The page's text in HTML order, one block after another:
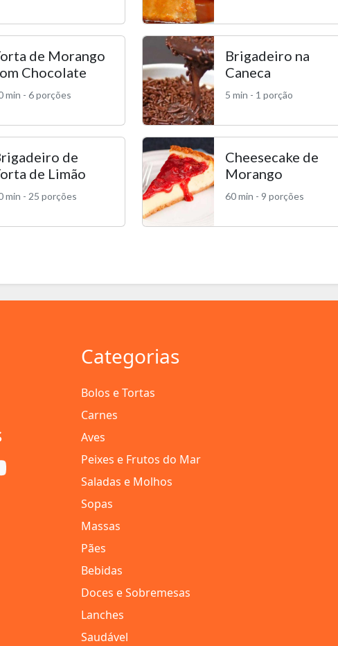
de Morango
Chocolate
min - 6 porções
Brigadeiro na
Caneca
5 min - 1 porção
de
de Limão
min - 25 porções
Cheesecake de
Morango
60 min - 9 porções
Categorias
Bolos e Tortas
Carnes
Aves
Peixes e Frutos do Mar
Saladas e Molhos
Sopas
Massas
Pães
Bebidas
Doces e Sobremesas
Lanches
Saudável